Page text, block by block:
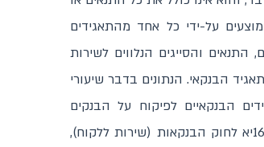
על-ידי כל אחד מהתאגידים
והסייגים הנלווים לשירות
הבנקאי. הנתונים בדבר שיעורי
הבנקאיים לפיקוח על הבנקים
ומוצגים, כפי שהם נמסרו, בהתאם להוראות סעיף 16יא לחוק הבנקאות (שירות ללקוח),